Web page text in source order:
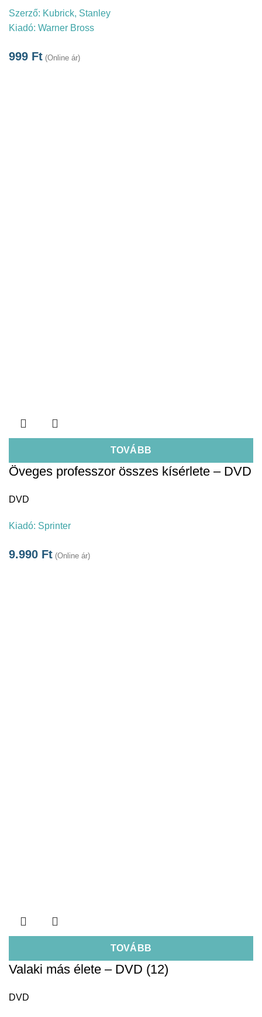
Szerző: Kubrick, Stanley
Kiadó: Warner Bross
999 Ft (Online ár)
TOVÁBB
Öveges professzor összes kísérlete – DVD
DVD
Kiadó: Sprinter
9.990 Ft (Online ár)
TOVÁBB
Valaki más élete – DVD (12)
DVD